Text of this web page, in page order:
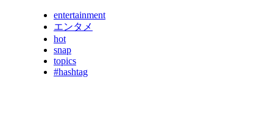
entertainment
エンタメ
hot
snap
topics
#hashtag